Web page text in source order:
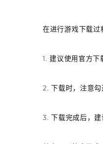
在进行游戏下载过
1. 建议使用官方下
2. 下载时，注意勾
3. 下载完成后，建